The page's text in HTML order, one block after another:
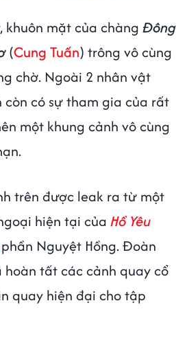
khuôn mặt của chàng Đông
(Cung Tuấn) trông vô cùng
chờ. Ngoài 2 nhân vật
còn có sự tham gia của rất
một khung cảnh vô cùng
trên được leak ra từ một
hiện tại của Hồ Yêu
phần Nguyệt Hồng. Đoàn
tất các cảnh quay cổ
quay hiện đại cho tập